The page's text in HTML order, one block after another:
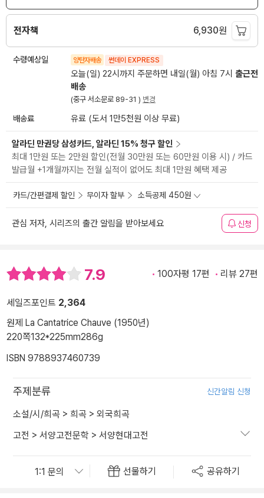
전자책 6,930원
수령예상일 양탄자배송 썬데이 EXPRESS
오늘(일) 22시까지 주문하면 내일(월) 아침 7시 출근전
배송
(중구 서소문로 89-31 ) 변경
배송료 유료 (도서 1만5천원 이상 무료)
알라딘 만권당 삼성카드, 알라딘 15% 청구 할인
최대 1만원 또는 2만원 할인(전월 30만원 또는 60만원 이용 시) / 카드
발급월 +1개월까지는 전월 실적이 없어도 최대 1만원 혜택 제공
카드/간편결제 할인 무이자 할부 소득공제 450원
관심 저자, 시리즈의 출간 알림을 받아보세요 신청
7.9 100자평 17편 리뷰 27편
세일즈포인트 2,364
원제 La Cantatrice Chauve (1950년)
220쪽132*225mm286g
ISBN 9788937460739
주제분류 신간알림 신청
소설/시/희곡 > 희곡 > 외국희곡
고전 > 서양고전문학 > 서양현대고전
선물하기 공유하기